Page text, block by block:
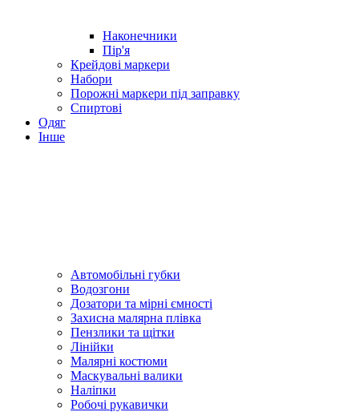
Наконечники
Пір'я
Крейдові маркери
Набори
Порожні маркери під заправку
Спиртові
Одяг
Інше
Автомобільні губки
Водозгони
Дозатори та мірні ємності
Захисна малярна плівка
Пензлики та щітки
Лінійки
Малярні костюми
Маскувальні валики
Наліпки
Робочі рукавички